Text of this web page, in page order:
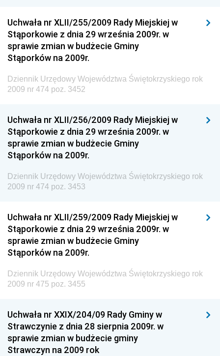
Dziennik Urzędowy Komendy Głównej Policji
Dziennik Urzędowy Ministra Pracy i Polityki
Społecznej
Dziennik Urzędowy Ministra Transportu, Budownictwa
i Gospodarki Morskiej
Dziennik Urzędowy Ministra Spraw Zagranicznych
Dziennik Urzędowy Centralnego Biura
Antykorupcyjnego
Wewnętrznego
Dziennik Urzędowy Urzędu Patentowego
Dziennik Urzędowy Generalnej Dyrekcji Dróg
Krajowych i Autostrad
Dziennik Urzędowy Ministra Środowiska
Dziennik Urzędowy Ministra Edukacji
Dziennik Urzędowy Ministra Przemysłu
Dziennik Urzędowy Ministra Finansów i Gospodarki
Dziennik Urzędowy Ministra do Spraw Unii
Uchwała nr XLII/255/2009 Rady Miejskiej w
Stąporkowie z dnia 29 września 2009r. w
sprawie zmian w budżecie Gminy
Stąporków na 2009r.
Dziennik Urzędowy Województwa Świętokrzyskiego rok
2009 nr 474 poz. 3452
Uchwała nr XLII/256/2009 Rady Miejskiej w
Stąporkowie z dnia 29 września 2009r. w
sprawie zmian w budżecie Gminy
Stąporków na 2009r.
Dziennik Urzędowy Województwa Świętokrzyskiego rok
2009 nr 474 poz. 3453
Uchwała nr XLII/259/2009 Rady Miejskiej w
Stąporkowie z dnia 29 września 2009r. w
sprawie zmian w budżecie Gminy
Stąporków na 2009r.
Dziennik Urzędowy Województwa Świętokrzyskiego rok
2009 nr 475 poz. 3455
Uchwała nr XXIX/204/09 Rady Gminy w
Strawczynie z dnia 28 sierpnia 2009r. w
sprawie zmian w budżecie gminy
Strawczyn na 2009 rok